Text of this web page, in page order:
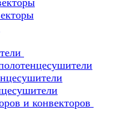
и конвекторов